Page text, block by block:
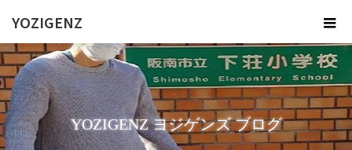
YOZIGENZ
YOZIGENZ ヨジゲンズ ブログ